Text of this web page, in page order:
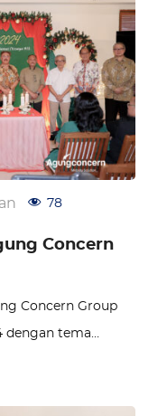
78
Concern
Concern Group
dengan tema…